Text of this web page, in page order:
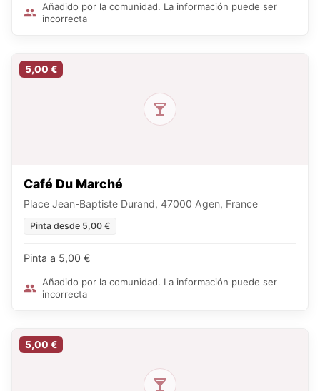
Añadido por la comunidad. La información puede ser
incorrecta
5,00 €
Café Du Marché
Place Jean-Baptiste Durand, 47000 Agen, France
Pinta desde 5,00 €
Pinta a 5,00 €
Añadido por la comunidad. La información puede ser
incorrecta
5,00 €